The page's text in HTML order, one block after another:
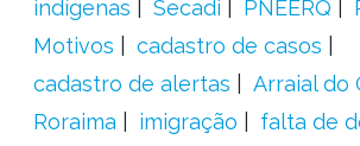
indígenas
Secadi PNEERQ
Motivos
cadastro de casos
cadastro de alertas
Arraial do
Roraima
imigração
falta de